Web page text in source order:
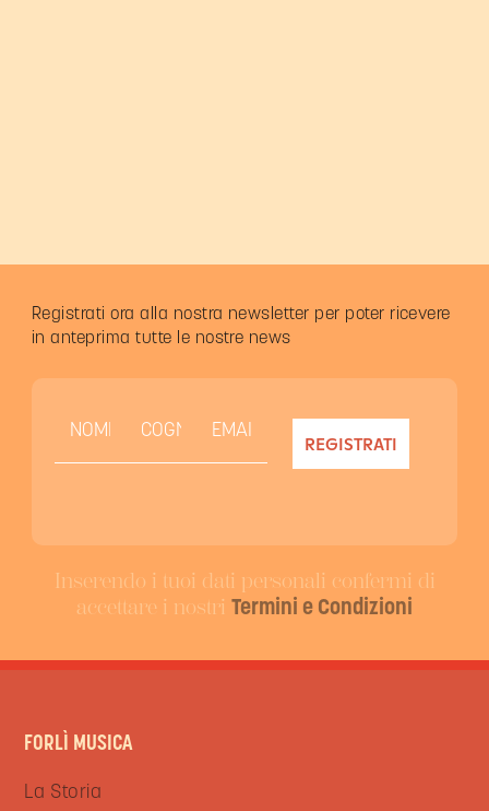
Registrati ora alla nostra newsletter per poter ricevere
in anteprima tutte le nostre news
Inserendo i tuoi dati personali confermi di
accettare i nostri Termini e Condizioni
FORLÌ MUSICA
La Storia